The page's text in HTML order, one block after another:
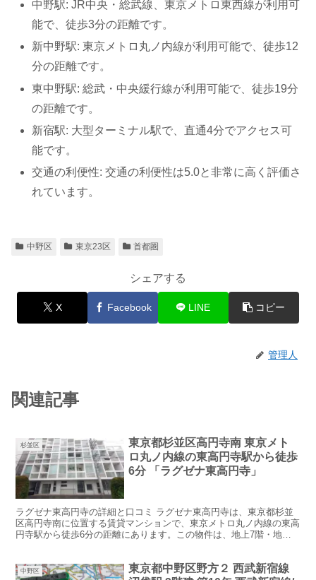
中野駅: JR中央・総武線、東京メトロ東西線が利用可
能で、徒歩3分の距離です。
新中野駅: 東京メトロ丸ノ内線が利用可能で、徒歩12
分の距離です。
東中野駅: 総武・中央緩行線が利用可能で、徒歩19分
の距離です。
新宿駅: 大型ターミナル駅で、直通4分でアクセス可
能です。
交通の利便性: 交通の利便性は5.0と非常に高く評価さ
れています。
中野区 東京23区 首都圏
シェアする
X Facebook LINE コピー
管理人
関連記事
杉並区
東京都杉並区高円寺南 東京メト
ロ丸ノ内線の東高円寺駅から徒歩
6分 「ラグゼナ東高円寺」
ラグゼナ東高円寺の詳細と口コミ ラグゼナ東高円寺は、東京都杉並
区高円寺南に位置する賃貸マンションで、東京メトロ丸ノ内線の東高
円寺駅から徒歩6分の距離にあります。この物件は、地上7階・地下1
中野区
東京都中野区野方２ 西武新宿線